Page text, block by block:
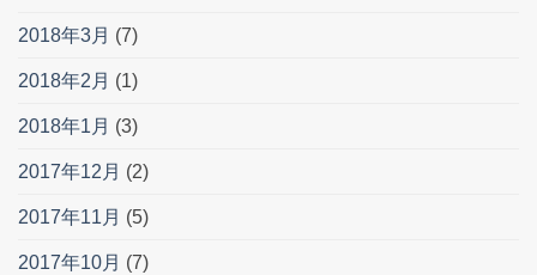
2018年3月 (7)
2018年2月 (1)
2018年1月 (3)
2017年12月 (2)
2017年11月 (5)
2017年10月 (7)